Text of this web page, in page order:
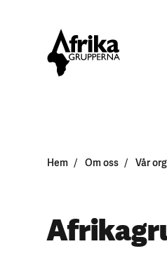
Hem Om oss Vår